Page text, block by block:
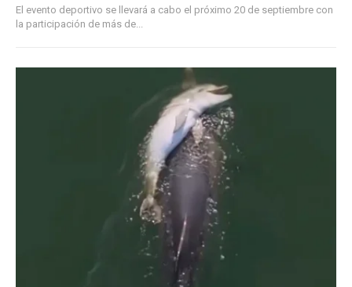
El evento deportivo se llevará a cabo el próximo 20 de septiembre con
la participación de más de...